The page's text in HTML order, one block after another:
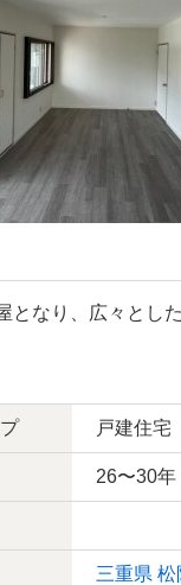
となり、広々とし
戸建住宅
26〜30年
三重県 松